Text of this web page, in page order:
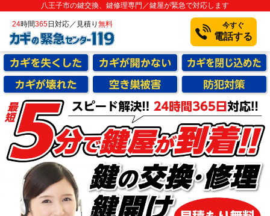
八王子市の鍵交換、鍵修理専門／鍵屋が緊急で対応します
24時間365日対応／見積り 無料 今すぐ
電話する